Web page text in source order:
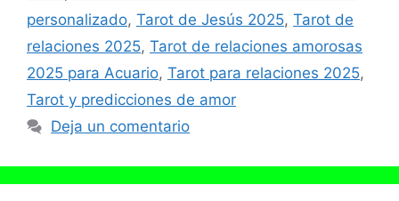
personalizado, Tarot de Jesús 2025, Tarot de
relaciones 2025, Tarot de relaciones amorosas
2025 para Acuario, Tarot para relaciones 2025,
Tarot y predicciones de amor
Deja un comentario